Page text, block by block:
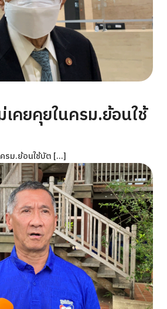
คยคุยในครม.ย้อนใช้
รม.ย้อนใช้บัต […]